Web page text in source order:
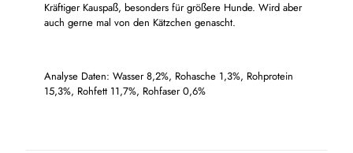
Kräftiger Kauspaß, besonders für größere Hunde. Wird aber
auch gerne mal von den Kätzchen genascht.
Analyse Daten: Wasser 8,2%, Rohasche 1,3%, Rohprotein
15,3%, Rohfett 11,7%, Rohfaser 0,6%